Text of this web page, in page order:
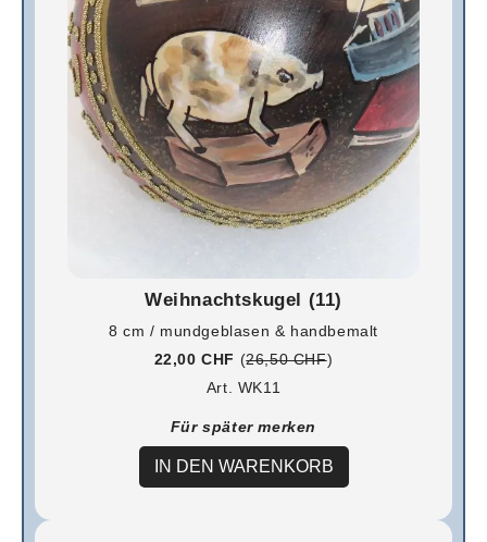
Weihnachtskugel (11)
8 cm / mundgeblasen & handbemalt
22,00 CHF (26,50 CHF)
Art. WK11
Für später merken
IN DEN WARENKORB